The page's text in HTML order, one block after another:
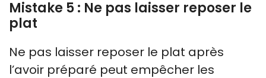
Mistake 5 : Ne pas laisser reposer le
plat
Ne pas laisser reposer le plat après
l’avoir préparé peut empêcher les